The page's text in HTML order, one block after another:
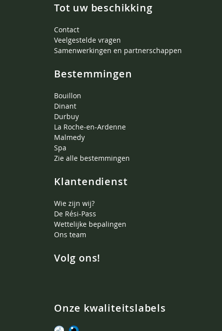
Tot uw beschikking
Contact
Veelgestelde vragen
Samenwerkingen en partnerschappen
Bestemmingen
Bouillon
Dinant
Durbuy
La Roche-en-Ardenne
Malmedy
Spa
Zie alle bestemmingen
Klantendienst
Wie zijn wij?
De Rési-Pass
Wettelijke bepalingen
Ons team
Volg ons!
Onze kwaliteitslabels